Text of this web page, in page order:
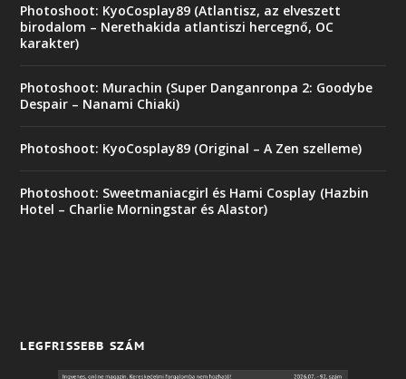
Photoshoot: KyoCosplay89 (Atlantisz, az elveszett
birodalom – Nerethakida atlantiszi hercegnő, OC
karakter)
Photoshoot: Murachin (Super Danganronpa 2: Goodybe
Despair – Nanami Chiaki)
Photoshoot: KyoCosplay89 (Original – A Zen szelleme)
Photoshoot: Sweetmaniacgirl és Hami Cosplay (Hazbin
Hotel – Charlie Morningstar és Alastor)
LEGFRISSEBB SZÁM